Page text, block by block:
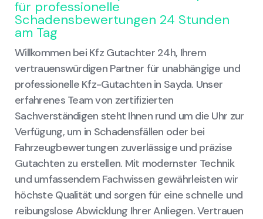
für professionelle
Schadensbewertungen 24 Stunden
am Tag
Willkommen bei Kfz Gutachter 24h, Ihrem
vertrauenswürdigen Partner für unabhängige und
professionelle Kfz-Gutachten in Sayda. Unser
erfahrenes Team von zertifizierten
Sachverständigen steht Ihnen rund um die Uhr zur
Verfügung, um in Schadensfällen oder bei
Fahrzeugbewertungen zuverlässige und präzise
Gutachten zu erstellen. Mit modernster Technik
und umfassendem Fachwissen gewährleisten wir
höchste Qualität und sorgen für eine schnelle und
reibungslose Abwicklung Ihrer Anliegen. Vertrauen